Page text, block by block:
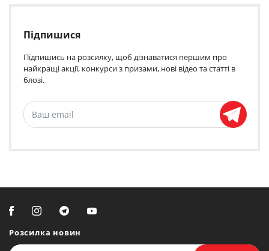
Підпишися
Підпишись на розсилку, щоб дізнаватися першим про
найкращі акції, конкурси з призами, нові відео та статті в
блозі.
Розсилка новин